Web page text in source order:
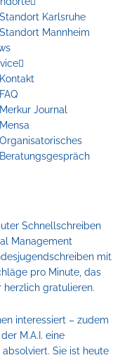
Standort Karlsruhe
Standort Mannheim
Kontakt
FAQ
Merkur Journal
Mensa
Organisatorisches
Beratungsgespräch
Management
mit
pro Minute, das
herzlich gratulieren.
interessiert – zudem
M.A.I. eine
Sie ist heute